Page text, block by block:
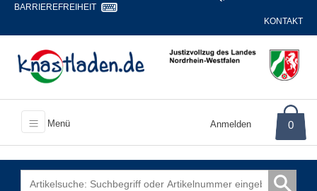
BARRIEREFREIHEIT
KONTAKT
Menü Anmelden 0